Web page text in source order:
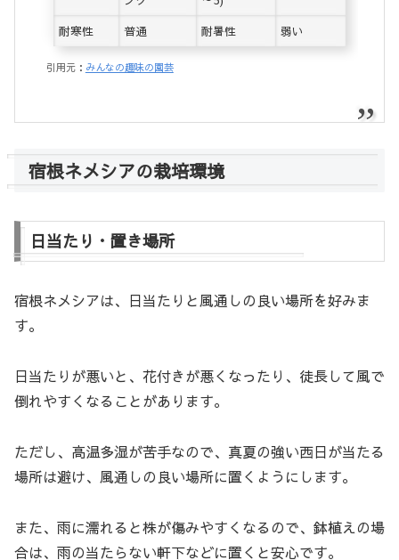
耐寒性 普通 耐暑性 弱い
引用元： みんなの趣味の園芸
宿根ネメシアの栽培環境
日当たり・置き場所
宿根ネメシアは、日当たりと風通しの良い場所を好みま
す。
日当たりが悪いと、花付きが悪くなったり、徒長して風で
倒れやすくなることがあります。
ただし、高温多湿が苦手なので、真夏の強い西日が当たる
場所は避け、風通しの良い場所に置くようにします。
また、雨に濡れると株が傷みやすくなるので、鉢植えの場
合は、雨の当たらない軒下などに置くと安心です。